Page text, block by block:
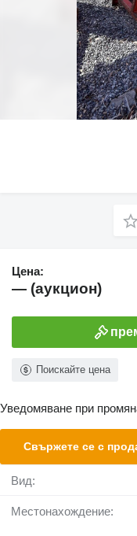
Цена:
— (аукцион)
Поискайте цена
Уведомяване при
Свържете се с
Вид:
Местонахождение: